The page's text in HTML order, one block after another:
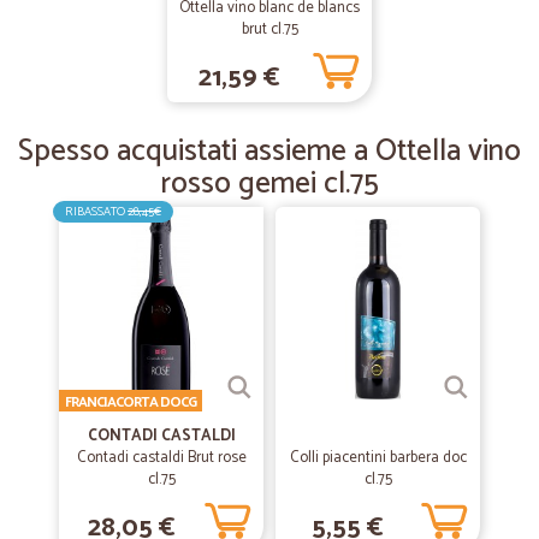
buona, carne benissimo
Stephen E.
Buona qualità, consegna puntuale. Forse potrebbero esserci opzioni
per quantità minori, in particolare di frutta e verdura.
—
Tutto perfetto grazie
Tutto perfetto grazie
—Cristiana D.
Spedizione veloce
Spedizione veloce, merce imballata bene molto soddisfatta
Ottella vino blanc de blancs
brut cl.75
21,59 €
Spesso acquistati assieme a Ottella vino
rosso gemei cl.75
RIBASSATO28,45€
CONTADI CASTALDI
Contadi castaldi Brut rose
cl.75
FRANCIACORTA DOCG
28,05 €
Colli piacentini barbera doc
cl.75
5,55 €